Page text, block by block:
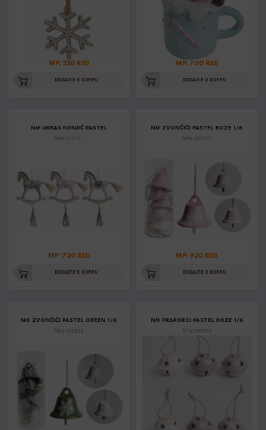
MP: 230 RSD
DODAJTE U KORPU
MP: 700 RSD
DODAJTE U KORPU
NG UKRAS KONJIĆ PASTEL
Šifra: 060781
MP: 720 RSD
DODAJTE U KORPU
NG ZVONČIĆI PASTEL ROZE 1/6
Šifra: 060670
MP: 920 RSD
DODAJTE U KORPU
NG ZVONČIĆI PASTEL GREEN 1/6
Šifra: 060669
NG PRAPORCI PASTEL ROZE 1/6
Šifra: 060668